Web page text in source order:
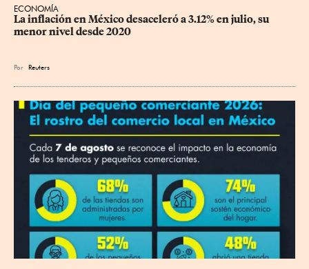
ECONOMÍA
La inflación en México desaceleró a 3.12% en julio, su
menor nivel desde 2020
Por Reuters